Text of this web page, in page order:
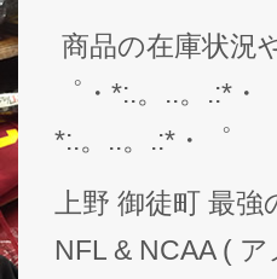
商品の在庫状況
゜・*:.。..。.:*
*:.。..。.:*・゜
上野 御徒町 最
NFL & NCAA (